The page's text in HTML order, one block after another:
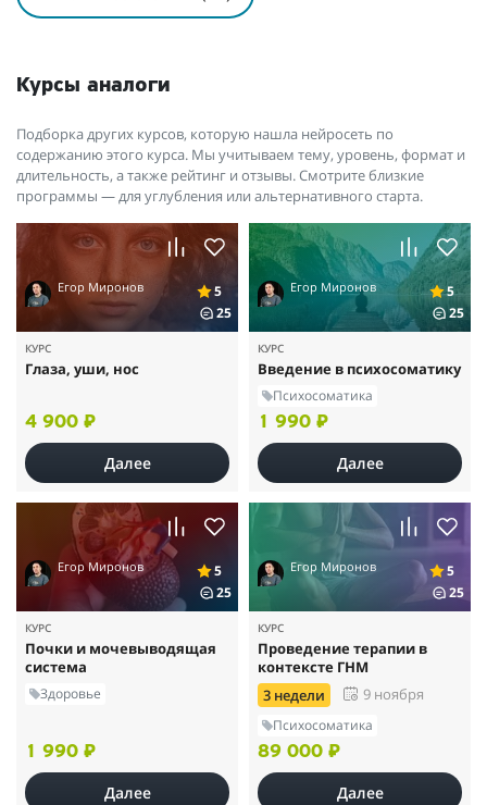
Курсы аналоги
Подборка других курсов, которую нашла нейросеть по
содержанию этого курса. Мы учитываем тему, уровень, формат и
длительность, а также рейтинг и отзывы. Смотрите близкие
программы — для углубления или альтернативного старта.
Егор Миронов
5
25
КУРС
Глаза, уши, нос
4 900 ₽
Далее
Егор Миронов
5
25
КУРС
Введение в психосоматику
Психосоматика
1 990 ₽
Далее
Егор Миронов
5
25
КУРС
Почки и мочевыводящая
система
Здоровье
1 990 ₽
Далее
Егор Миронов
5
25
КУРС
Проведение терапии в
контексте ГНМ
3 недели
9 ноября
Психосоматика
89 000 ₽
Далее